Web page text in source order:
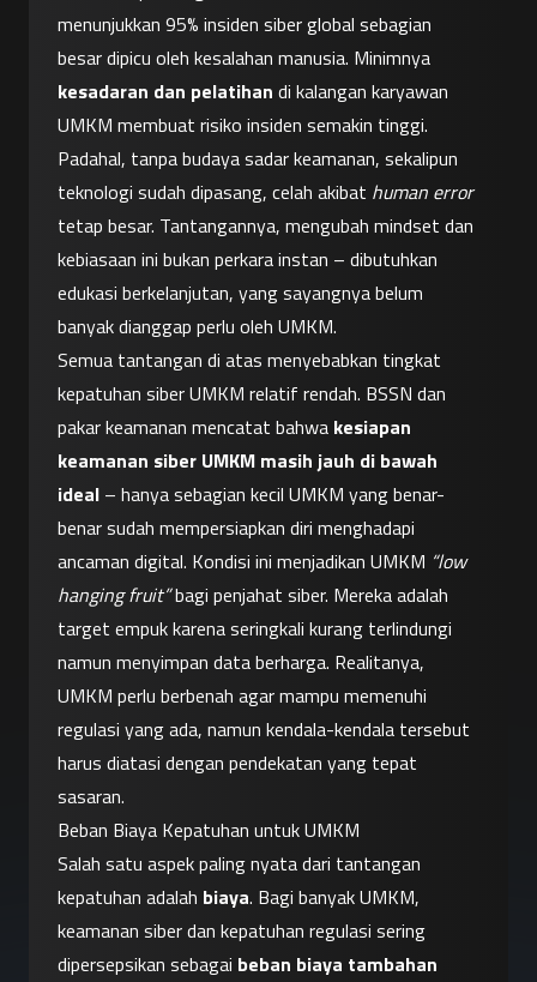
menunjukkan 95% insiden siber global sebagian
kesadaran dan pelatihan di kalangan karyawan
UMKM membuat risiko insiden semakin tinggi.
Padahal, tanpa budaya sadar keamanan, sekalipun
teknologi sudah dipasang, celah akibat human error
tetap besar. Tantangannya, mengubah mindset dan
kebiasaan ini bukan perkara instan – dibutuhkan
edukasi berkelanjutan, yang sayangnya belum
banyak dianggap perlu oleh UMKM.
Semua tantangan di atas menyebabkan tingkat
kepatuhan siber UMKM relatif rendah. BSSN dan
pakar keamanan mencatat bahwa kesiapan
keamanan siber UMKM masih jauh di bawah
ideal – hanya sebagian kecil UMKM yang benar-
benar sudah mempersiapkan diri menghadapi
ancaman digital. Kondisi ini menjadikan UMKM “low
hanging fruit” bagi penjahat siber. Mereka adalah
target empuk karena seringkali kurang terlindungi
namun menyimpan data berharga. Realitanya,
UMKM perlu berbenah agar mampu memenuhi
regulasi yang ada, namun kendala-kendala tersebut
harus diatasi dengan pendekatan yang tepat
sasaran.
Beban Biaya Kepatuhan untuk UMKM
Salah satu aspek paling nyata dari tantangan
kepatuhan adalah biaya. Bagi banyak UMKM,
keamanan siber dan kepatuhan regulasi sering
dipersepsikan sebagai beban biaya tambahan